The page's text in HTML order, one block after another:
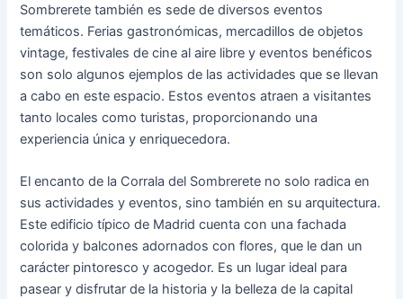
Sombrerete también es sede de diversos eventos
temáticos. Ferias gastronómicas, mercadillos de objetos
vintage, festivales de cine al aire libre y eventos benéficos
son solo algunos ejemplos de las actividades que se llevan
a cabo en este espacio. Estos eventos atraen a visitantes
tanto locales como turistas, proporcionando una
experiencia única y enriquecedora.
El encanto de la Corrala del Sombrerete no solo radica en
sus actividades y eventos, sino también en su arquitectura.
Este edificio típico de Madrid cuenta con una fachada
colorida y balcones adornados con flores, que le dan un
carácter pintoresco y acogedor. Es un lugar ideal para
pasear y disfrutar de la historia y la belleza de la capital